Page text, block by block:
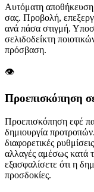
Αυτόματη
σας. Προβολή,
ανά πάσα στιγμή.
σελιδοδείκτη
πρόσβαση.
👁️
Προεπισκόπηση
Προεπισκόπηση εφέ
δημιουργία
διαφορετικές
αλλαγές αμέσως κατά
εξασφαλίσετε ότι η
προσδοκίες.